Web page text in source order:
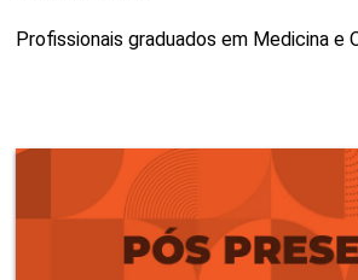
Profissionais graduados em Medicina e